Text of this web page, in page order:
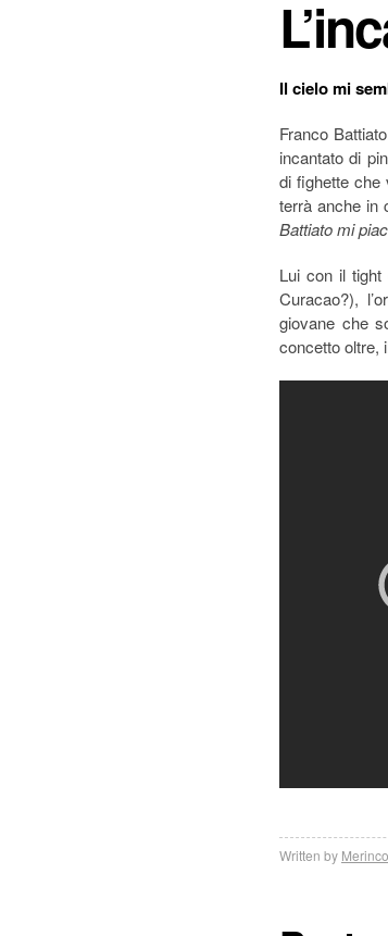
Il cielo mi
Franco
incantato di
di fighette che
terrà anche in
Battiato mi
Lui con il
Curacao?),
giovane che
concetto oltre,
Written by